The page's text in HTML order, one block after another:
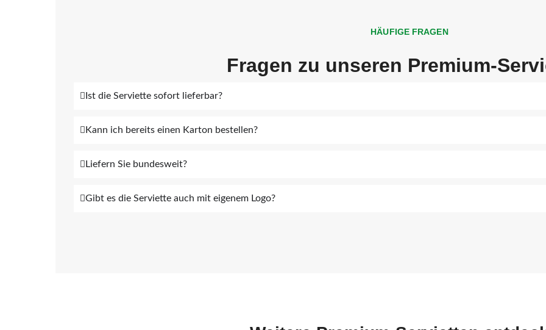
HÄUFIGE FRAGEN
Fragen zu unseren Premium-
Ist die Serviette sofort lieferbar?
Kann ich bereits einen Karton bestellen?
Liefern Sie bundesweit?
Gibt es die Serviette auch mit eigenem Logo?